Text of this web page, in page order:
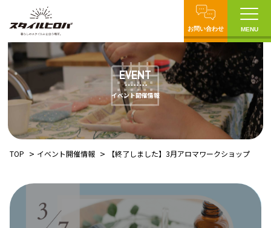
お問い合わせ MENU
EVENT
イベント開催情報
TOP イベント開催情報 【終了しました】3月アロマワークショップ